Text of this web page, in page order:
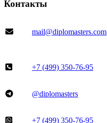
Контакты
mail@diplomasters.com
+7 (499) 350-76-95
@diplomasters
+7 (499) 350-76-95